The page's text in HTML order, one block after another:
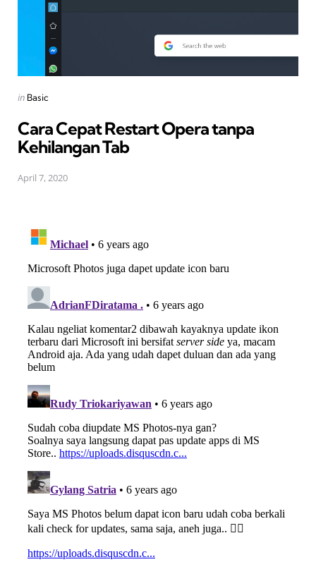
Posted
in Basic
Cara Cepat Restart Opera tanpa
Kehilangan Tab
April 7, 2020